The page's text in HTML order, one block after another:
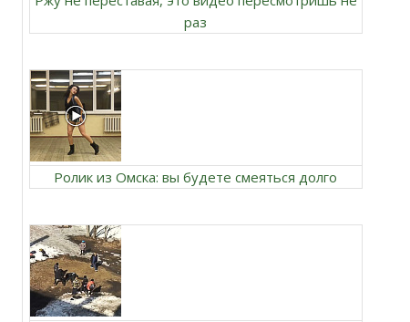
раз
Ролик из Омска: вы будете смеяться долго